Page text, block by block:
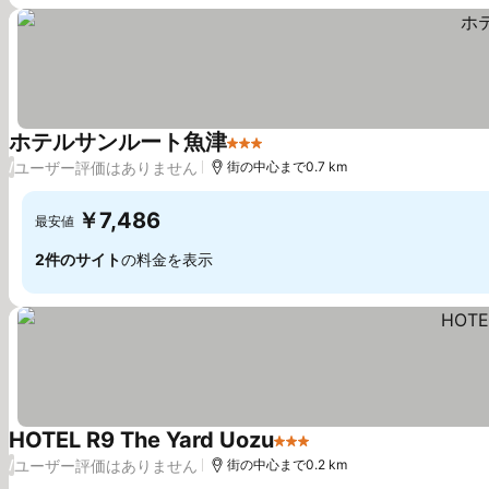
ホテルサンルート魚津3 ホテルのランク
/ユーザー評価はありません 街の中心まで0.7 km
最安値 ￥7,486
2件のサイトの料金を表示
HOTEL R9 The Yard Uozu3 ホテルのランク
/ユーザー評価はありません 街の中心まで0.2 km